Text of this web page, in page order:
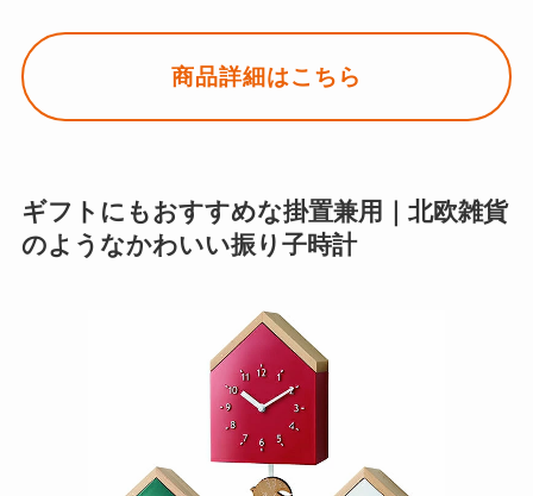
商品詳細はこちら
ギフトにもおすすめな掛置兼用｜北欧雑貨
のようなかわいい振り子時計